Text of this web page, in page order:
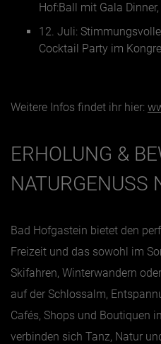
Hof:Ball mit Gala
12. Juli:
Cocktail Party im
Weitere Infos findet ihr hier:
ERHOLUNG &
NATURGENUSS
Bad Hofgastein bietet den
Freizeit und das sowohl im
Skifahren, Winterwandern
auf der Schlossalm,
Cafés, Shops und Boutiquen
verbinden sich Tanz, Natur